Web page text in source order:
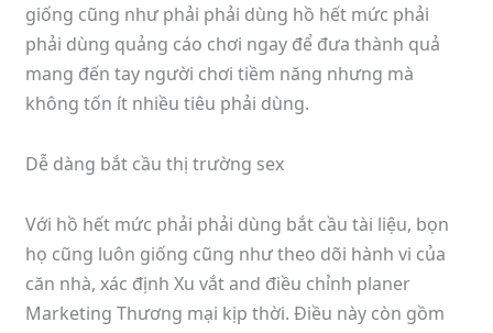
giống cũng như phải phải dùng hồ hết mức phải
phải dùng quảng cáo chơi ngay để đưa thành quả
mang đến tay người chơi tiềm năng nhưng mà
không tốn ít nhiều tiêu phải dùng.
Dễ dàng bắt cầu thị trường sex
Với hồ hết mức phải phải dùng bắt cầu tài liệu, bọn
họ cũng luôn giống cũng như theo dõi hành vi của
căn nhà, xác định Xu vắt and điều chỉnh planer
Marketing Thương mại kịp thời. Điều này còn gồm